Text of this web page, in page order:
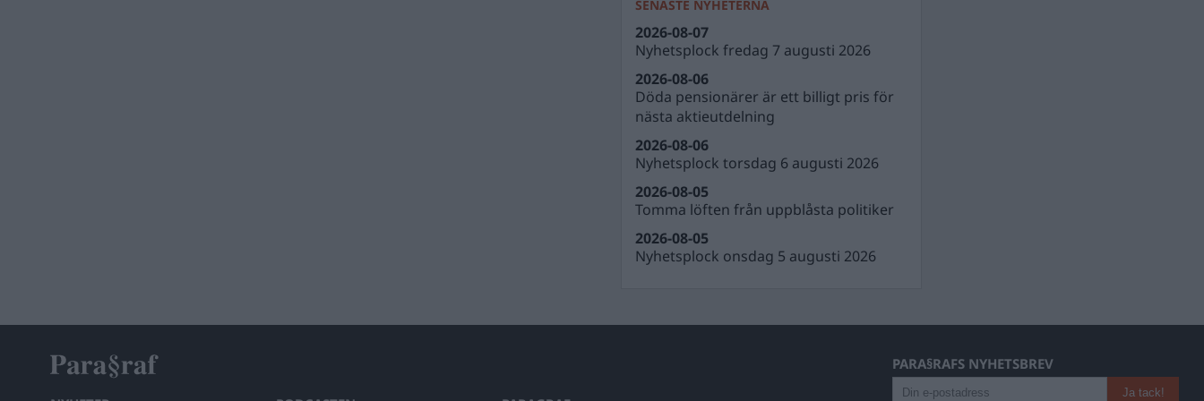
SENASTE NYHETERNA
Nyhetsplock fredag 7 augusti 2026
2026-08-07
Döda pensionärer är ett billigt pris för
nästa aktieutdelning
2026-08-06
Nyhetsplock torsdag 6 augusti 2026
2026-08-06
Tomma löften från uppblåsta politiker
2026-08-05
Nyhetsplock onsdag 5 augusti 2026
2026-08-05
PARA§RAFS NYHETSBREV